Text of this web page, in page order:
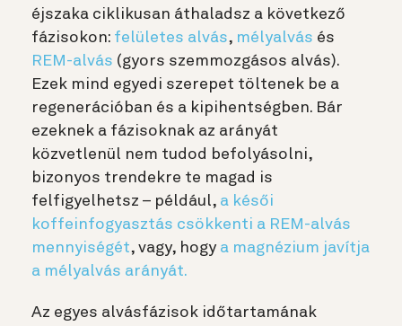
éjszaka ciklikusan áthaladsz a következő
fázisokon: felületes alvás, mélyalvás és
REM-alvás (gyors szemmozgásos alvás).
Ezek mind egyedi szerepet töltenek be a
regenerációban és a kipihentségben. Bár
ezeknek a fázisoknak az arányát
közvetlenül nem tudod befolyásolni,
bizonyos trendekre te magad is
felfigyelhetsz – például, a késői
koffeinfogyasztás csökkenti a REM-alvás
mennyiségét, vagy, hogy a magnézium javítja
a mélyalvás arányát.
Az egyes alvásfázisok időtartamának